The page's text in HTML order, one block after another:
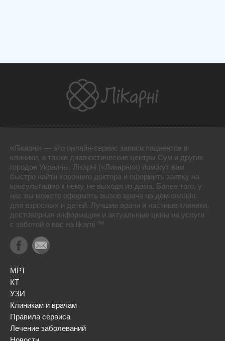
«Лікарні» — это онлайн-сервис записи пациентов в
клиники, а также диагностические центры Сум и других
городов Украины. Лікарні («Ликарни») помогут вам
быстро найти хорошего доктора и оформить заявку на
консультацию к нему, не выходя из дома. Более того, у
нас вы можете оформить вызов врача на дом онлайн
для взрослых и детей. Лучшие врачи и частные клиники,
достоверная информация и актуальные цены на услуги
с заботой о вас на likarni ™
МРТ
КТ
УЗИ
Клиникам и врачам
Правила сервиса
Лечение заболеваний